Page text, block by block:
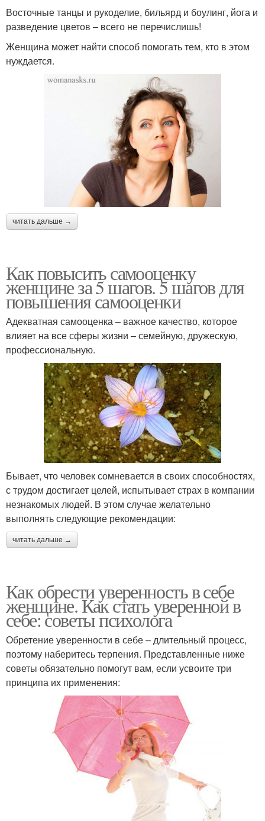
Восточные танцы и рукоделие, бильярд и боулинг, йога и
разведение цветов – всего не перечислишь!
Женщина может найти способ помогать тем, кто в этом
нуждается.
читать дальше →
Как повысить самооценку
женщине за 5 шагов. 5 шагов для
повышения самооценки
Адекватная самооценка – важное качество, которое
влияет на все сферы жизни – семейную, дружескую,
профессиональную.
Бывает, что человек сомневается в своих способностях,
с трудом достигает целей, испытывает страх в компании
незнакомых людей. В этом случае желательно
выполнять следующие рекомендации:
читать дальше →
Как обрести уверенность в себе
женщине. Как стать уверенной в
себе: советы психолога
Обретение уверенности в себе – длительный процесс,
поэтому наберитесь терпения. Представленные ниже
советы обязательно помогут вам, если усвоите три
принципа их применения: